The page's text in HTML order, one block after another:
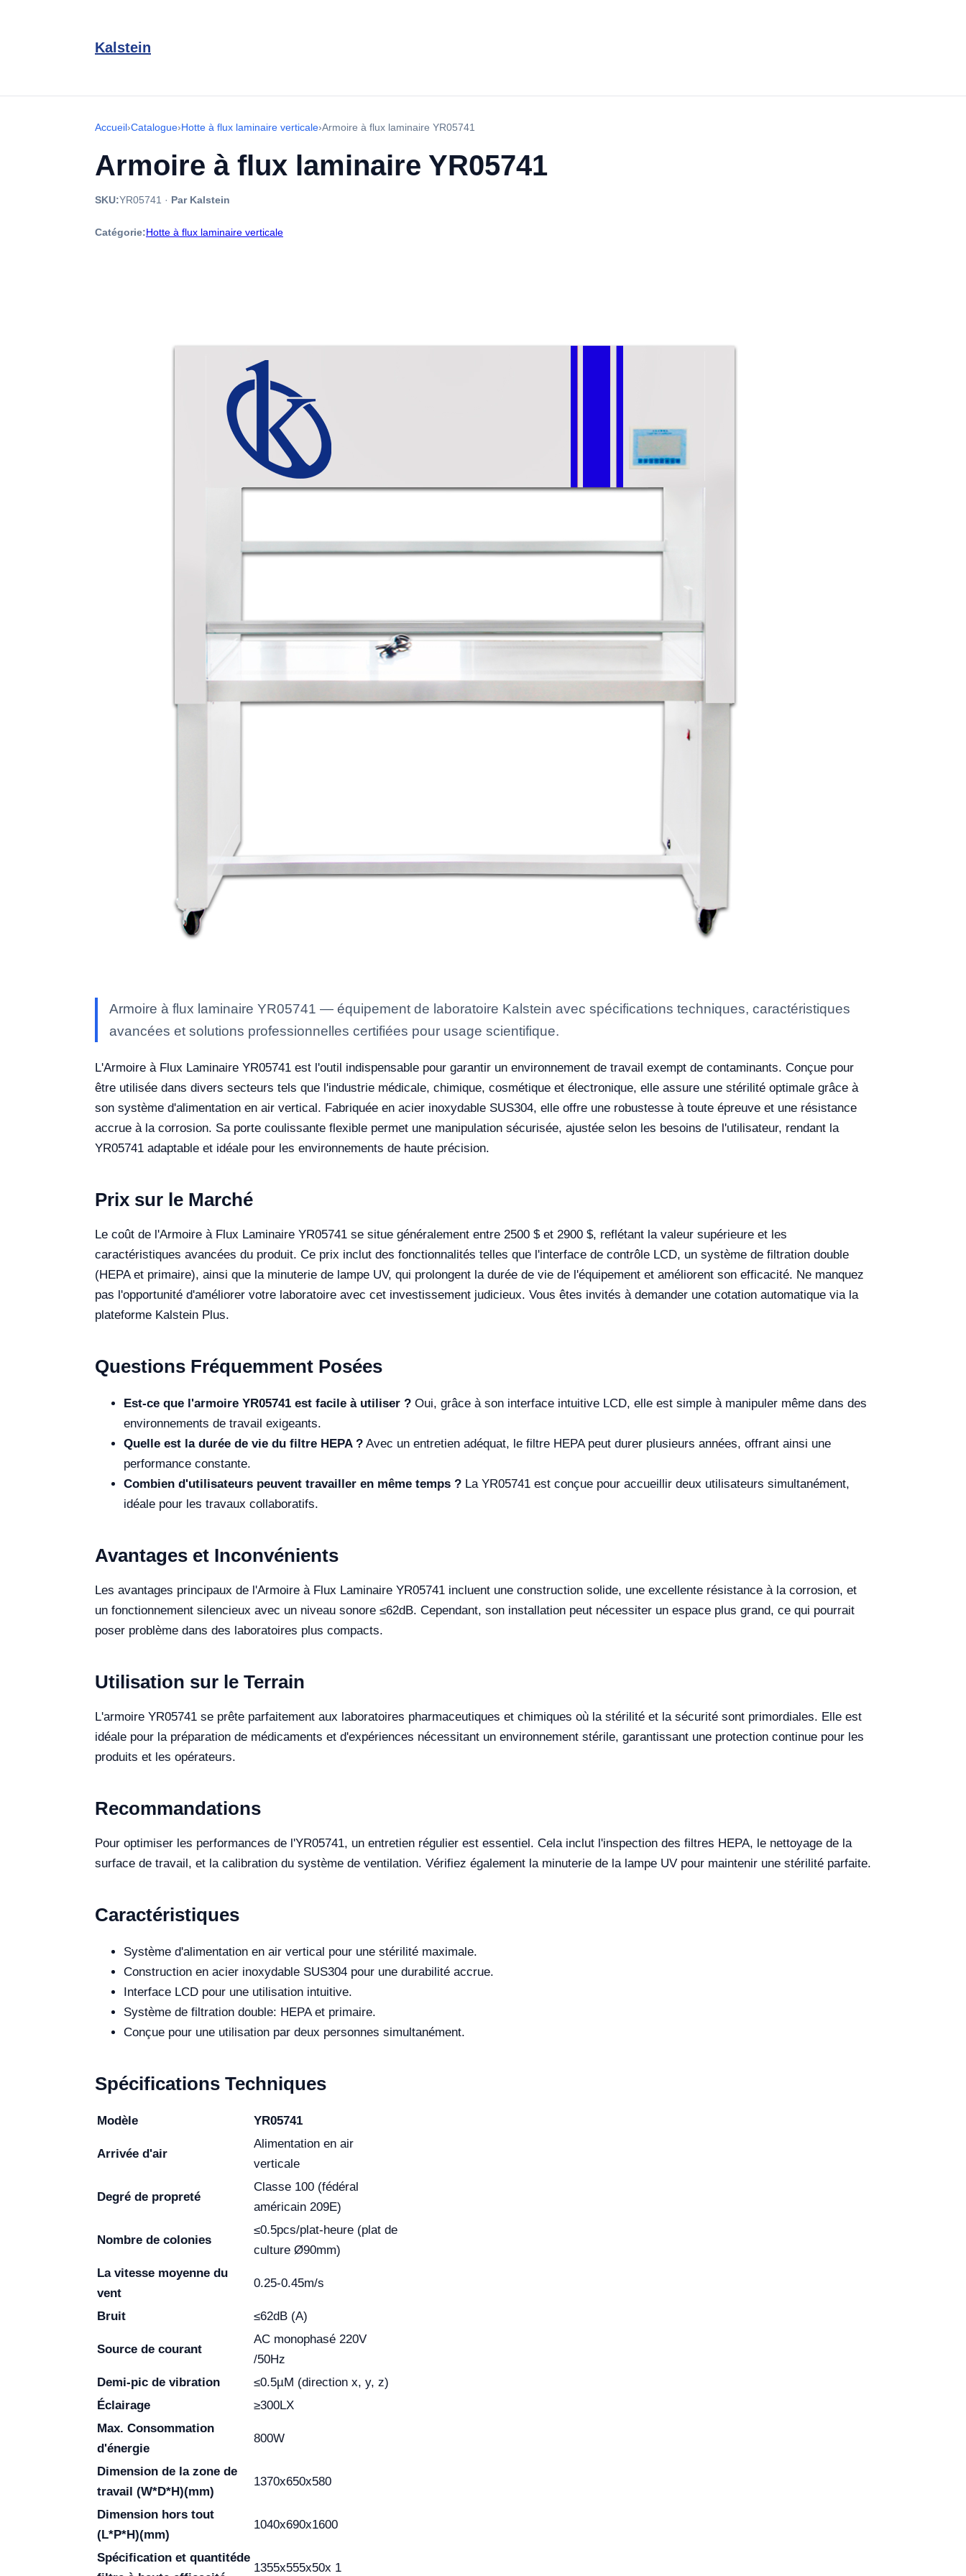
Kalstein
Accueil›Catalogue›Hotte à flux laminaire verticale›Armoire à flux laminaire YR05741
Armoire à flux laminaire YR05741
SKU:YR05741 · Par Kalstein
Catégorie:Hotte à flux laminaire verticale
Armoire à flux laminaire YR05741 — équipement de laboratoire Kalstein avec spécifications techniques, caractéristiques
avancées et solutions professionnelles certifiées pour usage scientifique.
L'Armoire à Flux Laminaire YR05741 est l'outil indispensable pour garantir un environnement de travail exempt de contaminants. Conçue pour
être utilisée dans divers secteurs tels que l'industrie médicale, chimique, cosmétique et électronique, elle assure une stérilité optimale grâce à
son système d'alimentation en air vertical. Fabriquée en acier inoxydable SUS304, elle offre une robustesse à toute épreuve et une résistance
accrue à la corrosion. Sa porte coulissante flexible permet une manipulation sécurisée, ajustée selon les besoins de l'utilisateur, rendant la
YR05741 adaptable et idéale pour les environnements de haute précision.
Prix sur le Marché
Le coût de l'Armoire à Flux Laminaire YR05741 se situe généralement entre 2500 $ et 2900 $, reflétant la valeur supérieure et les
caractéristiques avancées du produit. Ce prix inclut des fonctionnalités telles que l'interface de contrôle LCD, un système de filtration double
(HEPA et primaire), ainsi que la minuterie de lampe UV, qui prolongent la durée de vie de l'équipement et améliorent son efficacité. Ne manquez
pas l'opportunité d'améliorer votre laboratoire avec cet investissement judicieux. Vous êtes invités à demander une cotation automatique via la
plateforme Kalstein Plus.
Questions Fréquemment Posées
Est-ce que l'armoire YR05741 est facile à utiliser ? Oui, grâce à son interface intuitive LCD, elle est simple à manipuler même dans des
environnements de travail exigeants.
Quelle est la durée de vie du filtre HEPA ? Avec un entretien adéquat, le filtre HEPA peut durer plusieurs années, offrant ainsi une
performance constante.
Combien d'utilisateurs peuvent travailler en même temps ? La YR05741 est conçue pour accueillir deux utilisateurs simultanément,
idéale pour les travaux collaboratifs.
Avantages et Inconvénients
Les avantages principaux de l'Armoire à Flux Laminaire YR05741 incluent une construction solide, une excellente résistance à la corrosion, et
un fonctionnement silencieux avec un niveau sonore ≤62dB. Cependant, son installation peut nécessiter un espace plus grand, ce qui pourrait
poser problème dans des laboratoires plus compacts.
Utilisation sur le Terrain
L'armoire YR05741 se prête parfaitement aux laboratoires pharmaceutiques et chimiques où la stérilité et la sécurité sont primordiales. Elle est
idéale pour la préparation de médicaments et d'expériences nécessitant un environnement stérile, garantissant une protection continue pour les
produits et les opérateurs.
Recommandations
Pour optimiser les performances de l'YR05741, un entretien régulier est essentiel. Cela inclut l'inspection des filtres HEPA, le nettoyage de la
surface de travail, et la calibration du système de ventilation. Vérifiez également la minuterie de la lampe UV pour maintenir une stérilité parfaite.
Caractéristiques
Système d'alimentation en air vertical pour une stérilité maximale.
Construction en acier inoxydable SUS304 pour une durabilité accrue.
Interface LCD pour une utilisation intuitive.
Système de filtration double: HEPA et primaire.
Conçue pour une utilisation par deux personnes simultanément.
Spécifications Techniques
Modèle YR05741
Arrivée d'air
Alimentation en air
verticale
Degré de propreté
Classe 100 (fédéral
américain 209E)
Nombre de colonies
≤0.5pcs/plat-heure (plat de
culture Ø90mm)
La vitesse moyenne du
vent
0.25-0.45m/s
Bruit ≤62dB (A)
Source de courant
AC monophasé 220V
/50Hz
Demi-pic de vibration
≤0.5µM (direction x, y, z)
Éclairage
≥300LX
Max. Consommation
d'énergie
800W
Dimension de la zone de
travail (W*D*H)(mm)
1370x650x580
Dimension hors tout
(L*P*H)(mm)
1040x690x1600
Spécification et quantitéde
1355x555x50x 1